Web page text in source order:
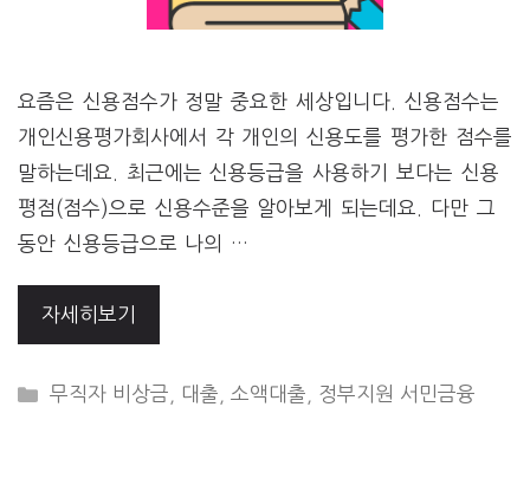
요즘은 신용점수가 정말 중요한 세상입니다. 신용점수는
개인신용평가회사에서 각 개인의 신용도를 평가한 점수를
말하는데요. 최근에는 신용등급을 사용하기 보다는 신용
평점(점수)으로 신용수준을 알아보게 되는데요. 다만 그
동안 신용등급으로 나의 …
자세히보기
CATEGORIES
무직자 비상금 대출 ,소액대출 정부지원 서민금융